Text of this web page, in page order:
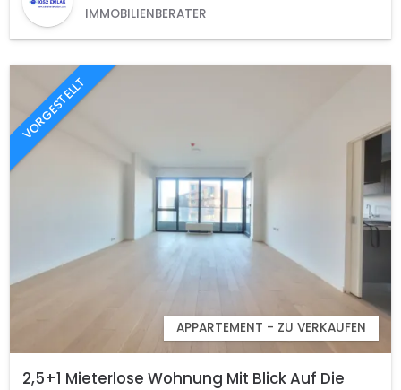
IMMOBILIENBERATER
VORGESTELLT
APPARTEMENT - ZU VERKAUFEN
2,5+1 Mieterlose Wohnung Mit Blick Auf Die